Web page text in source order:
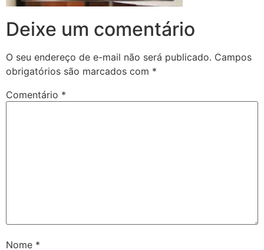
Deixe um comentário
O seu endereço de e-mail não será publicado. Campos
obrigatórios são marcados com *
Comentário *
Nome *